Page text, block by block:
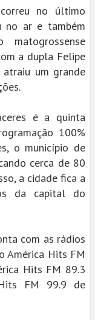
no último
no ar e também
a dupla Felipe
um grande
é a quinta
100%
o município de
cerca de 80
a cidade fica a
da capital do
com as rádios
América Hits FM
Hits FM 89.3
FM 99.9 de